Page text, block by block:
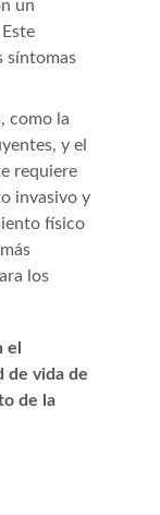
un
síntomas
como la
y el
requiere
invasivo y
físico
los
el
de vida de
de la